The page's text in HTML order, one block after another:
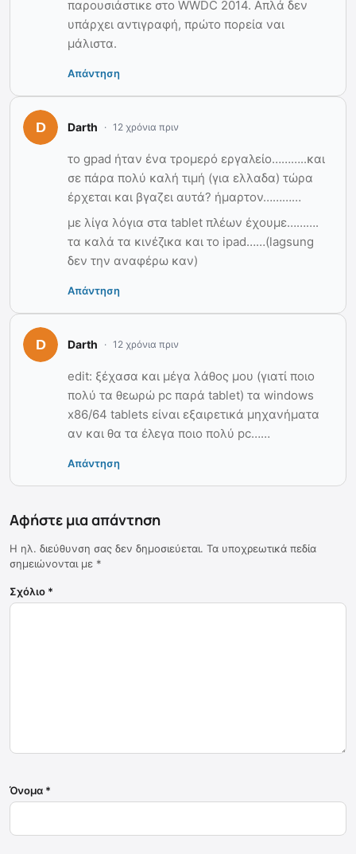
παρουσιάστικε στο WWDC 2014. Απλά δεν
υπάρχει αντιγραφή, πρώτο πορεία ναι
μάλιστα.
Απάντηση
Darth 12 χρόνια πριν
το gpad ήταν ένα τρομερό εργαλείο………..και
σε πάρα πολύ καλή τιμή (για ελλαδα) τώρα
έρχεται και βγαζει αυτά? ήμαρτον…………
με λίγα λόγια στα tablet πλέων έχουμε……….
τα καλά τα κινέζικα και το ipad……(lagsung
δεν την αναφέρω καν)
Απάντηση
Darth 12 χρόνια πριν
edit: ξέχασα και μέγα λάθος μου (γιατί ποιο
πολύ τα θεωρώ pc παρά tablet) τα windows
x86/64 tablets είναι εξαιρετικά μηχανήματα
αν και θα τα έλεγα ποιο πολύ pc……
Απάντηση
Αφήστε μια απάντηση
Η ηλ. διεύθυνση σας δεν δημοσιεύεται. Τα υποχρεωτικά πεδία
σημειώνονται με *
Σχόλιο *
Όνομα *